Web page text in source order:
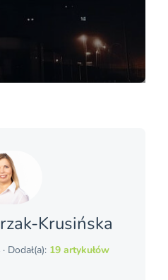
Krusińska
· Dodał(a): 19 artykułów